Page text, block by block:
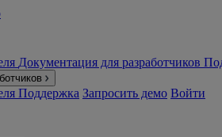
Документация для разработчиков
Поддержка Запросить демо Войти